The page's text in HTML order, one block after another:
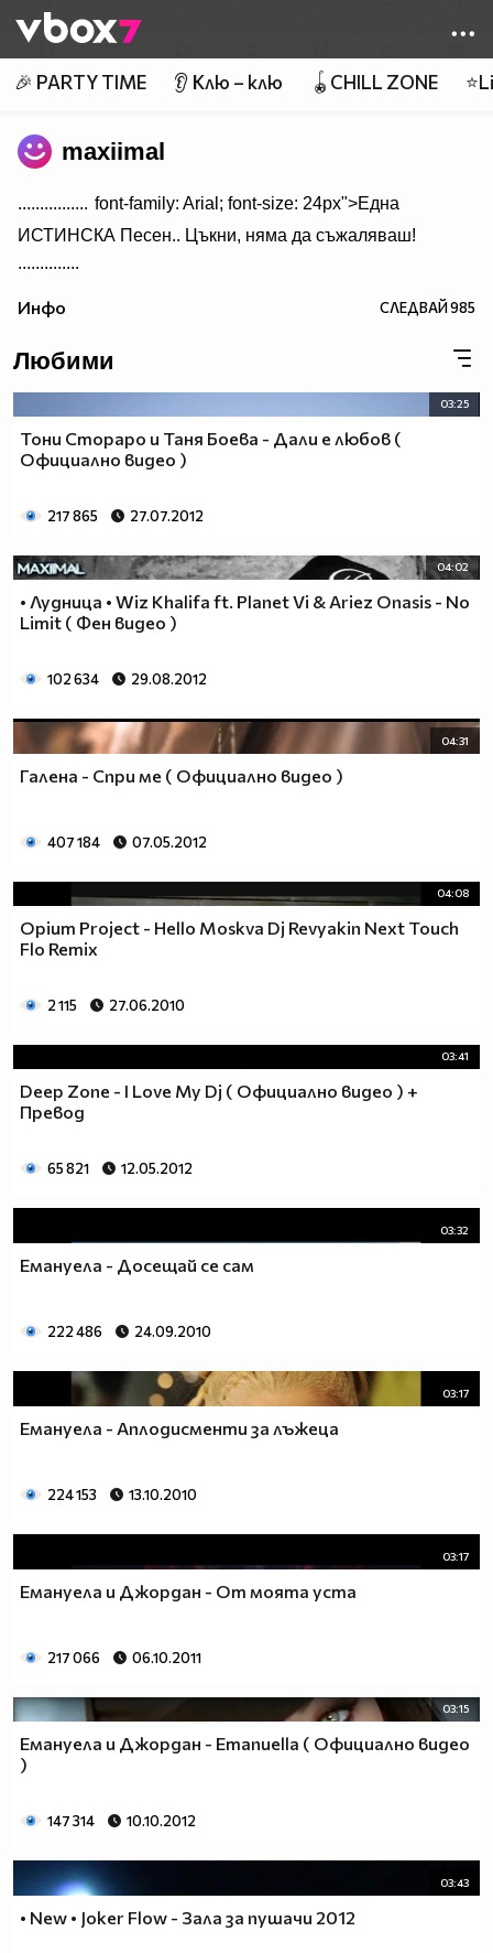
👾
🎉 PARTY TIME 👂 Клю – клю 🪀CHILL ZONE
maxiimal
................ font-family: Arial; font-size: 24px">Една
ИСТИНСКА Песен.. Цъкни, няма да съжаляваш!
..............
Инфо СЛЕДВАЙ985
Любими
03:25
Тони Стораро и Таня Боева - Дали е любов (
Официално видео )
217 865 27.07.2012
04:02
• Лудница • Wiz Khalifa ft. Planet Vi & Ariez Onasis - No
Limit ( Фен видео )
102 634 29.08.2012
04:31
Галена - Спри ме ( Официално видео )
407 184 07.05.2012
04:08
Opium Project - Hello Moskva Dj Revyakin Next Touch
Flo Remix
2 115 27.06.2010
03:41
Deep Zone - I Love My Dj ( Официално видео ) +
Превод
65 821 12.05.2012
03:32
Емануела - Досещай се сам
222 486 24.09.2010
03:17
Емануела - Аплодисменти за лъжеца
224 153 13.10.2010
03:17
Емануела и Джордан - От моята уста
217 066 06.10.2011
03:15
Емануела и Джордан - Emanuella ( Официално видео
)
147 314 10.10.2012
03:43
• New • Joker Flow - Зала за пушачи 2012